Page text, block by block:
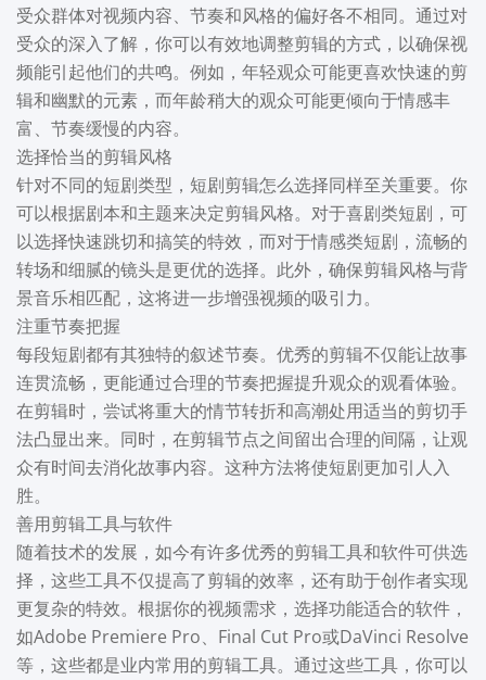
受众群体对视频内容、节奏和风格的偏好各不相同。通过对
受众的深入了解，你可以有效地调整剪辑的方式，以确保视
频能引起他们的共鸣。例如，年轻观众可能更喜欢快速的剪
辑和幽默的元素，而年龄稍大的观众可能更倾向于情感丰
富、节奏缓慢的内容。
选择恰当的剪辑风格
针对不同的短剧类型，短剧剪辑怎么选择同样至关重要。你
可以根据剧本和主题来决定剪辑风格。对于喜剧类短剧，可
以选择快速跳切和搞笑的特效，而对于情感类短剧，流畅的
转场和细腻的镜头是更优的选择。此外，确保剪辑风格与背
景音乐相匹配，这将进一步增强视频的吸引力。
注重节奏把握
每段短剧都有其独特的叙述节奏。优秀的剪辑不仅能让故事
连贯流畅，更能通过合理的节奏把握提升观众的观看体验。
在剪辑时，尝试将重大的情节转折和高潮处用适当的剪切手
法凸显出来。同时，在剪辑节点之间留出合理的间隔，让观
众有时间去消化故事内容。这种方法将使短剧更加引人入
胜。
善用剪辑工具与软件
随着技术的发展，如今有许多优秀的剪辑工具和软件可供选
择，这些工具不仅提高了剪辑的效率，还有助于创作者实现
更复杂的特效。根据你的视频需求，选择功能适合的软件，
如Adobe Premiere Pro、Final Cut Pro或DaVinci Resolve
等，这些都是业内常用的剪辑工具。通过这些工具，你可以